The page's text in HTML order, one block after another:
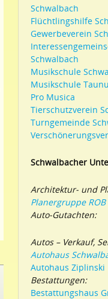
Schwalbach
Flüchtlingshilfe
Gewerbeverein
Schwalbach
Musikschule
Musikschule
Pro Musica
Tierschutzverein
Turngemeinde
Schwalbacher
Architektur- und
Planergruppe ROB
Auto-Gutachten:
Autos – Verkauf,
Autohaus
Autohaus Ziplinski
Bestattungen:
Bestattungshaus